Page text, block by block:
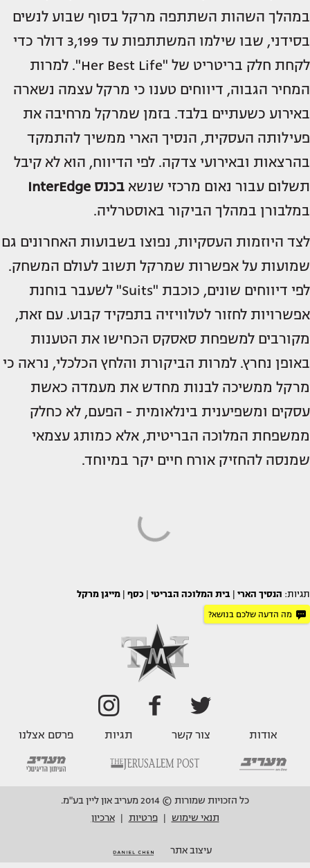
במהלך השהות השתתפה מרקל בסוף שבוע לנשים
בסידני, שבו שילמו המשתתפות עד 3,199 דולר כדי
לקחת חלק בריטריט של "Her Best Life". למרות
המחיר הגבוה, דיווחים טענו כי מרקל עצמה נשארה
באירוע כשעתיים בלבד. בזמן שמרקל מרחיבה את
פעילותה העסקית, הנסיך הארי ממשיך להתמקד
בהרצאות ובאירועי צדקה. לפי הדיווח, הוא לא קיבל
תשלום עבור נאום מרכזי שנשא בכנס InterEdge
במלבורן במהלך הביקור באוסטרליה.
לצד היוזמות העסקיות, נפוצו בשבועות האחרונים גם
שמועות על אפשרות שמרקל תשוב לעולם המשחק.
לפי דיווחים שונים, כוכבת "Suits" לשעבר בוחנת
אפשרויות לחזור לטלוויזיה בתפקיד קבוע. עם זאת,
מקורבים למשפחת סאסקס הכחישו את הטענות
באופן נחרץ. למרות הביקורת והלחץ הכלכלי, נראה כי
מרקל ממשיכה לבנות מחדש את מעמדה כאשת
עסקים ומשפיענית בינלאומית - הפעם, לא כחלק
ממשפחת המלוכה הבריטית, אלא כמותג עצמאי
שמנסה להחזיק אורח חיים יקר במיוחד.
תגיות: הנסיך הארי בית המלוכה הבריטי כסף מייגן מרקל
מה הדעה שלכם בנושא?
אודות צור קשר תגיות פרסם אצלנו
כל הזכויות שמורות © 2014 מעריב און ליין בע"מ.
תנאי שימוש
פרטיות ארכיון
עיצוב אתר